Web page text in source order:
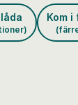
Kom i